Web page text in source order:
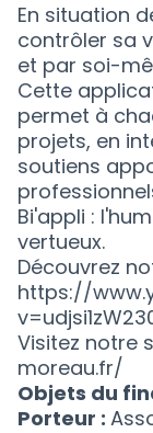
En situation
contrôler sa
et par soi-
Cette
permet à
projets, en
soutiens
Bi'appli :
vertueux.
Découvrez
https://
Visitez notre
moreau.fr/
Objets du
Porteur :